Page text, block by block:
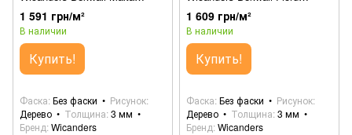
Moonlight RY1N001
1 591 грн/м²
В наличии
Купить!
Фаска Без фаски
Рисунок
Дерево
Толщина 3 мм
Бренд Wicanders
Natural RY15001
1 609 грн/м²
В наличии
Купить!
Фаска Без фаски
Рисунок
Дерево
Толщина 3 мм
Бренд Wicanders